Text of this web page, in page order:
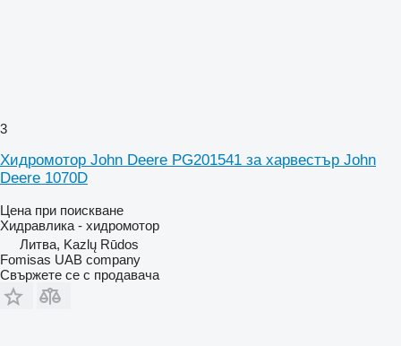
3
Хидромотор John Deere PG201541 за харвестър John
Deere 1070D
Цена при поискване
Хидравлика - хидромотор
Литва, Kazlų Rūdos
Fomisas UAB company
Свържете се с продавача